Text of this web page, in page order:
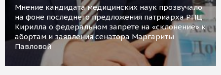
Мнение кандидата медицинских наук прозвучало
на фоне последнего предложения патриарха РПЦ
Кирилла о федеральном запрете на «склонение» к
абортам и заявления сенатора Маргариты
Павловой